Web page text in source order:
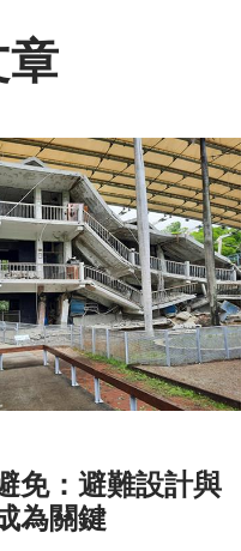
章
免：避難設計與
為關鍵